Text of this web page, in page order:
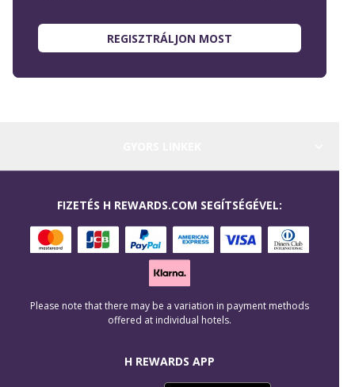
REGISZTRÁLJON MOST
H REWARDS APP
FIZETÉS H REWARDS.COM SEGÍTSÉGÉVEL:
Please note that there may be a variation in payment methods
offered at individual hotels.